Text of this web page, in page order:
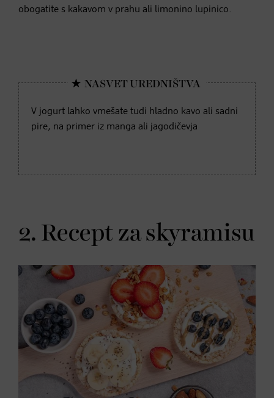
obogatite s kakavom v prahu ali limonino lupinico.
V jogurt lahko vmešate tudi hladno kavo ali sadni
pire, na primer iz manga ali jagodičevja
2. Recept za skyramisu